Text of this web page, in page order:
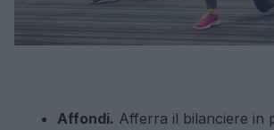
Affondi. Afferra il bilanciere in